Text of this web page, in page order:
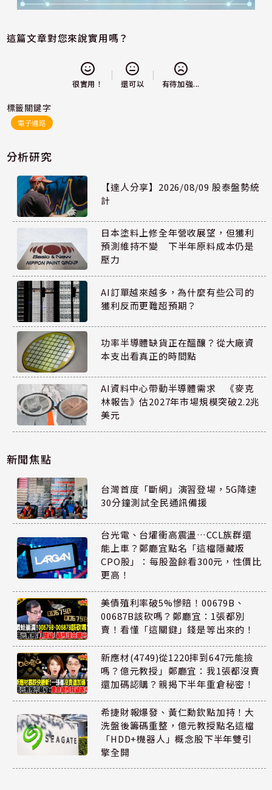
這篇文章對您來說實用嗎？
很實用！ 還可以 有待加強...
標籤關鍵字
電子通路
分析研究
【達人分享】2026/08/09 股泰盤勢統
計
日本塗料上修全年營收展望，但獲利
預測維持不變 下半年原料成本仍是
壓力
AI訂單越來越多，為什麼有些公司的
獲利反而更難超預期？
功率半導體缺貨正在醞釀？從大廠資
本支出看真正的時間點
AI資料中心帶動半導體需求 《麥克
林報告》估2027年市場規模突破2.2兆
美元
新聞焦點
台灣首度「斷網」演習登場，5G降速
30分鐘測試全民通訊備援
台光電、台燿衝高震盪…CCL族群還
能上車？鄭廳宜點名「這檔隱藏版
CPO股」：每股盈餘看300元，性價比
更高！
美債殖利率破5%慘賠！00679B、
00687B該砍嗎？鄭廳宜：1張都別
賣！看懂「這關鍵」錢是等出來的！
新應材(4749)從1220摔到647元能撿
嗎？億元教授」鄭廳宜：我1張都沒賣
還加碼認購？親揭下半年重倉秘密！
希捷財報爆發、黃仁勳欽點加持！大
洗盤後籌碼重整，億元教授點名這檔
「HDD+機器人」概念股下半年雙引
擎全開